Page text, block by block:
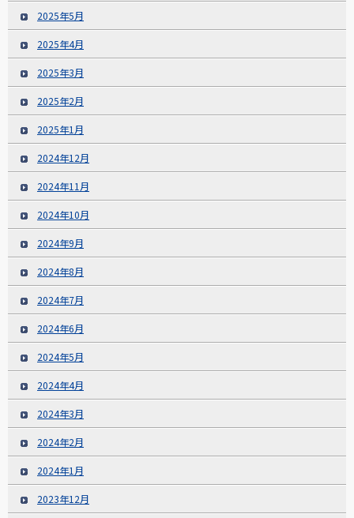
2025年5月
2025年4月
2025年3月
2025年2月
2025年1月
2024年12月
2024年11月
2024年10月
2024年9月
2024年8月
2024年7月
2024年6月
2024年5月
2024年4月
2024年3月
2024年2月
2024年1月
2023年12月